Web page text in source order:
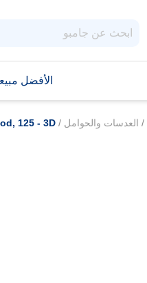
الأفضل
/ العدسات والحوامل /
125 - 3D